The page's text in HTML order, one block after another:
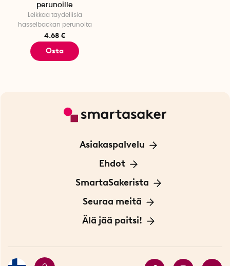
perunoille
Leikkaa täydellisiä
hasselbackan perunoita
4.68 €
Osta
Asiakaspalvelu
Ota yhteyttä
Ehdot
Tietoa evästeistä
Yksityisyydensuoja
Sopimusehdot
SmartaSakerista
Meistä
Myymälä Tukholmassa
Seuraa meitä
Innovaattoriblogi
Älä jää paitsi!